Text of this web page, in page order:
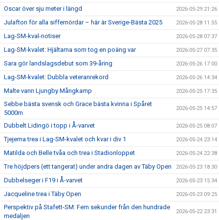
Oscar över sju meter i längd 2026-05-29 21:26
Julafton för alla siffernördar – här är Sverige-Bästa 2025 2026-05-28 11:55
Lag-SM-kval-notiser 2026-05-28 07:37
Lag-SM-kvalet: Hjältarna som tog en poäng var 2026-05-27 07:35
Sara gör landslagsdebut som 39-åring 2026-05-26 17:00
Lag-SM-kvalet: Dubbla veteranrekord 2026-05-26 14:34
Malte vann Ljungby Mångkamp 2026-05-25 17:35
Sebbe bästa svensk och Grace bästa kvinna i Spåret
5000m
2026-05-25 14:57
Dubbelt Lidingö i topp i Å-varvet 2026-05-25 08:07
Tjejerna trea i Lag-SM-kvalet och kvar i div 1 2026-05-24 23:14
Matilda och Belle tvåa och trea i Stadionloppet 2026-05-24 22:38
Tre höjdpers (ett tangerat) under andra dagen av Täby Open 2026-05-23 18:30
Dubbelseger i F19 i Å-varvet 2026-05-23 15:34
Jacqueline trea i Täby Open 2026-05-23 09:25
Perspektiv på Stafett-SM: Fem sekunder från den hundrade
medaljen
2026-05-22 23:31